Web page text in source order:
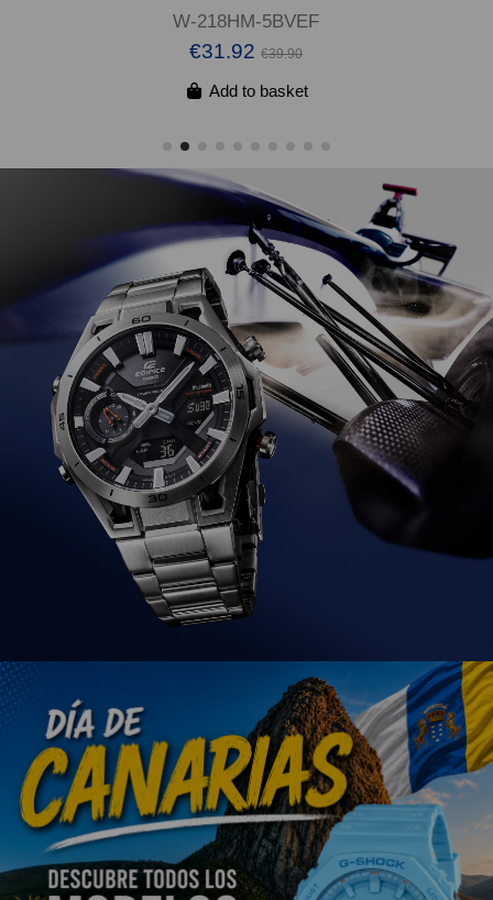
W-218HM-5BVEF
€31.92€39.90
Add to basket